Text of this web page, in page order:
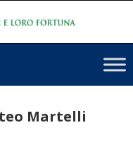
Martelli